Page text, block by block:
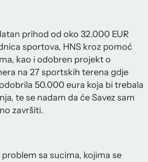
prihod od oko 32.000 EUR
sportova, HNS kroz pomoć
kao i odobren projekt o
na 27 sportskih terena gdje
50.000 eura koja bi trebala
te se nadam da će Savez sam
završiti.
problem sa sucima, kojima se